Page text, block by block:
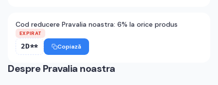
Cod reducere Pravalia noastra: 6% la orice produs
EXPIRAT
2D** Copiază
Despre Pravalia noastra